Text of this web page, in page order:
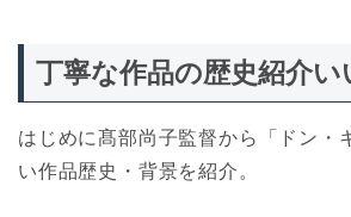
丁寧な作品の歴史紹介い
はじめに髙部尚子監督から「ドン・
い作品歴史・背景を紹介。